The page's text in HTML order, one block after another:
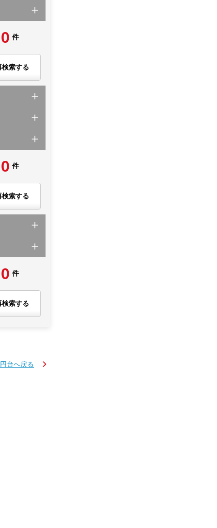
0 件
検索する
0 件
検索する
0 件
検索する
台へ戻る